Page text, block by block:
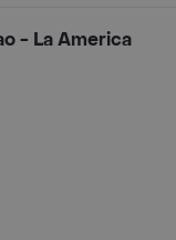
- La America